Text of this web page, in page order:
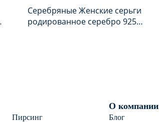
Серебряные Женские серьги
родированное серебро 925
Пирсинг
О компании
Блог